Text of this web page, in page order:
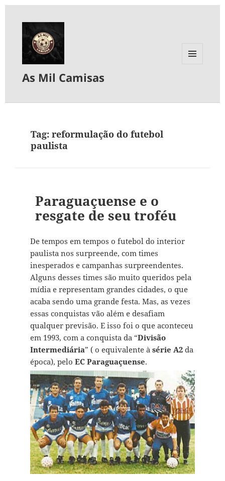
As Mil Camisas
Tag:reformulação do futebol
paulista
Paraguaçuense e o
resgate de seu troféu
De tempos em tempos o futebol do interior
paulista nos surpreende, com times
inesperados e campanhas surpreendentes.
Alguns desses times são muito queridos pela
mídia e representam grandes cidades, o que
acaba sendo uma grande festa. Mas, as vezes
essas conquistas vão além e desafiam
qualquer previsão. E isso foi o que aconteceu
em 1993, com a conquista da “Divisão
Intermediária” ( o equivalente à série A2da
época), pelo EC Paraguaçuense.